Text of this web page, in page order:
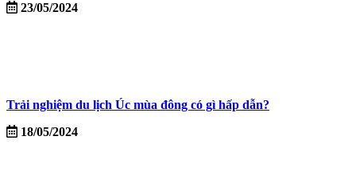
23/05/2024
Trải nghiệm du lịch Úc mùa đông có gì hấp dẫn?
18/05/2024